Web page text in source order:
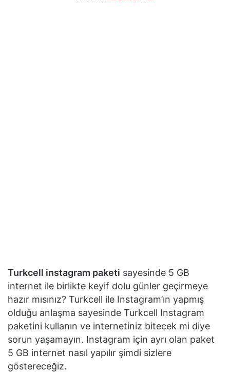
Turkcell instagram paketi sayesinde 5 GB
internet ile birlikte keyif dolu günler geçirmeye
hazır mısınız? Turkcell ile Instagram’ın yapmış
olduğu anlaşma sayesinde Turkcell Instagram
paketini kullanın ve internetiniz bitecek mi diye
sorun yaşamayın. Instagram için ayrı olan paket
5 GB internet nasıl yapılır şimdi sizlere
göstereceğiz.